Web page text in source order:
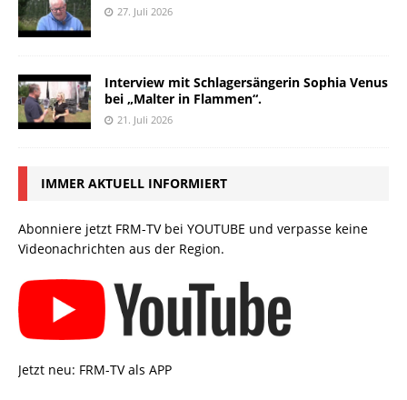
27. Juli 2026
Interview mit Schlagersängerin Sophia Venus
bei „Malter in Flammen“.
21. Juli 2026
IMMER AKTUELL INFORMIERT
Abonniere jetzt FRM-TV bei YOUTUBE und verpasse keine
Videonachrichten aus der Region.
Jetzt neu: FRM-TV als APP